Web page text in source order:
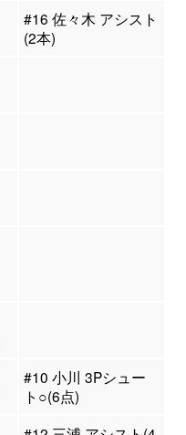
#16 佐々木 アシスト
(2本)
#10 小川 3Pシュー
ト○(6点)